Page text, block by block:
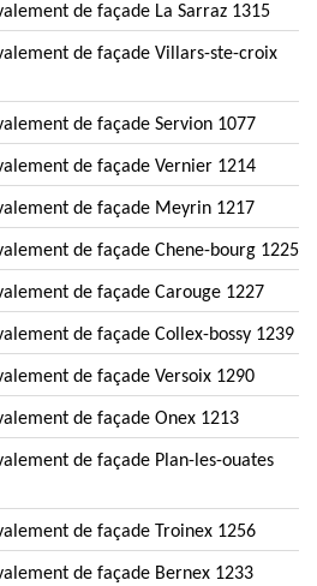
de façade La Sarraz 1315
de façade Villars-ste-croix
de façade Servion 1077
de façade Vernier 1214
de façade Meyrin 1217
de façade Chene-bourg 1225
de façade Carouge 1227
de façade Collex-bossy 1239
de façade Versoix 1290
de façade Onex 1213
de façade Plan-les-ouates
de façade Troinex 1256
de façade Bernex 1233